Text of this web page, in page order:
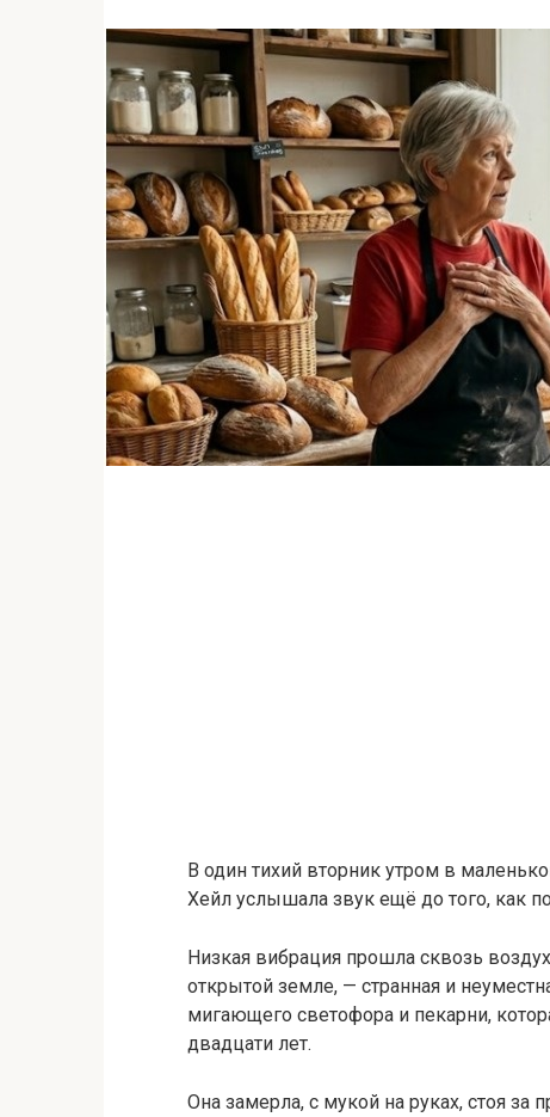
В один тихий вторник утром в
Хейл услышала звук ещё до того, как
Низкая вибрация прошла сквозь
открытой земле, — странная и
мигающего светофора и пекарни,
двадцати лет.
Она замерла, с мукой на руках, стоя за